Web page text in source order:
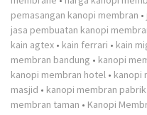
pemasangan kanopi membran •
jasa pembuatan kanopi
kain agtex • kain ferrari • kain
membran bandung • kanopi
kanopi membran hotel • kanopi
masjid • kanopi membran pabrik
membran taman • Kanopi